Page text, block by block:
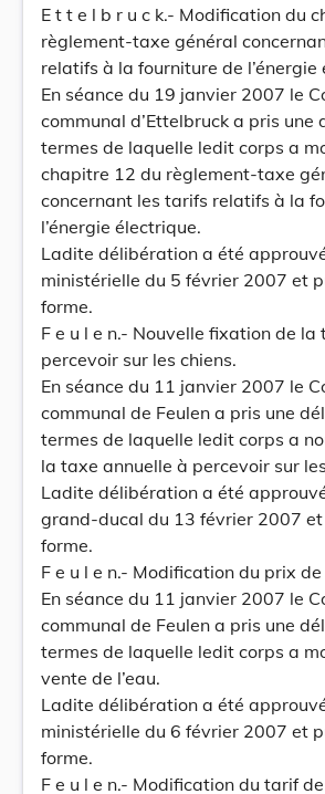
E t t e l b r u c k.- Modification du
règlement-taxe général
relatifs à la fourniture de l’énergie
En séance du 19 janvier 2007 le
communal d’Ettelbruck a pris une
termes de laquelle ledit corps a
chapitre 12 du règlement-taxe
concernant les tarifs relatifs à la
l’énergie électrique.
Ladite délibération a été
ministérielle du 5 février 2007 et
forme.
F e u l e n.- Nouvelle fixation de la
percevoir sur les chiens.
En séance du 11 janvier 2007 le
communal de Feulen a pris une
termes de laquelle ledit corps a
la taxe annuelle à percevoir sur
Ladite délibération a été
grand-ducal du 13 février 2007 et
forme.
F e u l e n.- Modification du prix de
En séance du 11 janvier 2007 le
communal de Feulen a pris une
termes de laquelle ledit corps a
vente de l’eau.
Ladite délibération a été
ministérielle du 6 février 2007 et
forme.
F e u l e n.- Modification du tarif